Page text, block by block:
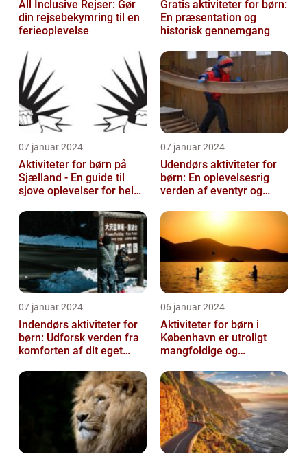
All Inclusive Rejser: Gør
din rejsebekymring til en
ferieoplevelse
Gratis aktiviteter for børn:
En præsentation og
historisk gennemgang
07 januar 2024
Aktiviteter for børn på
Sjælland - En guide til
sjove oplevelser for hele
07 januar 2024
Udendørs aktiviteter for
børn: En oplevelsesrig
verden af eventyr og
07 januar 2024
Indendørs aktiviteter for
børn: Udforsk verden fra
komforten af dit eget
06 januar 2024
Aktiviteter for børn i
København er utroligt
mangfoldige og